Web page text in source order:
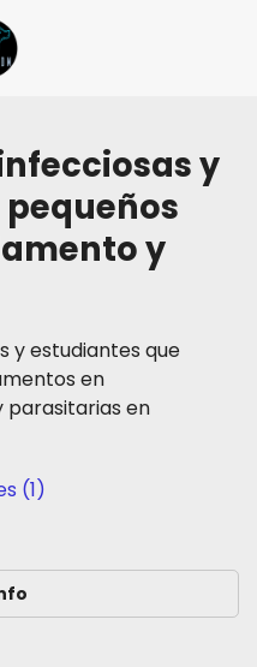
y
y
y estudiantes que
en
parasitarias en
(1)